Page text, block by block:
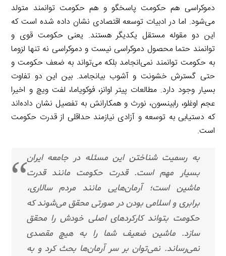
دموکراسی هم حکومت پاسخگو و هم حکومت توانمند متولد
می‌شود. اما در ادبیات توسعه اقتصادی نشان داده شده است که
این دو مقوله مستقل یکدیگر هستند. یعنی حکومت قوی و
توانمند حتما محصول دموکراسی نیست و دموکراسی نه تنها لزوما
به حکومت توانمند نمی‌انجامد بلکه می‌تواند به ضعف حکومت و
حتی گسترش خشونت و آشوب بیانجامد. بین این دو تفاوت
بسیار وجود دارد. مطالعات پیتر اوانز، فوکویاما، لفت ویچ و اخیرا
عجم اوغلو، رابینسون، نورث و همکارانش به تفصیل نشان داده‌اند
که دستیابی به توسعه و آزادی نیازمند حداقلی از قدرت حکومت
است.
به رسمیت شناختن این مسئله در جامعه ایران
بسیار مهم است. قدرت حکومت مانند قدرت
ماشین است؛ آرمان‌هایی مانند مردم سالاری،
برابری و اسلامی بودن در صورتی محقق می‌شوند که
حکومت بتواند کارکردهای اصلی خودش را محقق
سازد. ماشین ضعیف شما را به هیچ مقصدی
نمی‌رساند. نمی‌توان بر سر آرمان‌ها بحث کرد و به